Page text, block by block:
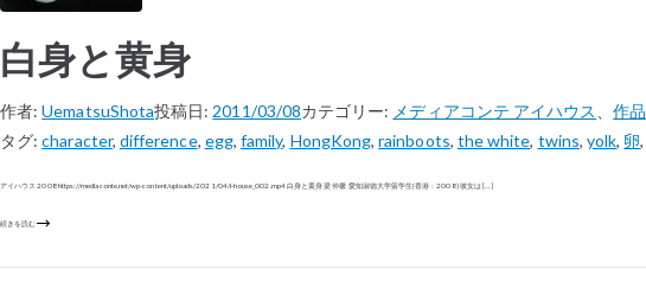
白身と黄身
作者:UematsuShota投稿日: 2011/03/08カテゴリー: メディアコンテ アイハウス 、作品
タグ:character, difference, egg, family, HongKong,rainboots, the white, twins, yolk, 卵,
アイハウス 2008 https://mediaconte.net/wp-content/uploads/2021/04/i-house_002.mp4 白身と黄身 梁 仲馨 愛知淑徳大学留学生(香港：2008) 彼女は […]
続きを読む